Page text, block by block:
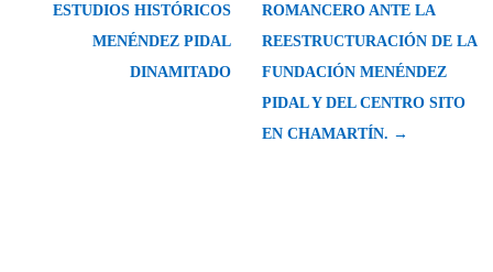
ESTUDIOS HISTÓRICOS
MENÉNDEZ PIDAL
DINAMITADO
ROMANCERO ANTE LA
REESTRUCTURACIÓN DE LA
FUNDACIÓN MENÉNDEZ
PIDAL Y DEL CENTRO SITO
EN CHAMARTÍN. →